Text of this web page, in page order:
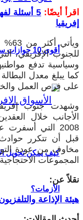
أقوى 10 جوازات سفر في إفريقيا لعام 2026
كيف يمكن تحويل
الأزمات؟
اقرأ أيضًا:
5 أسئلة
إفريقيا
للجنوب الإفريقي،
وسياسية تدفع
على فرص العمل
وشهدت جنوب
الأجانب خلال
قبل أن تتكرر
مخاوف من عودة
المجموعات
نقلاً عن:
هيئة الإذاعة